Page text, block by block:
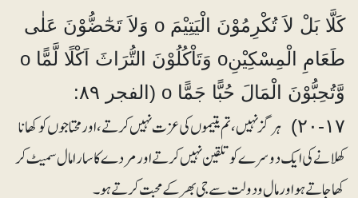
کَلَّا بَلْ لاَ تُکْرِمُوْنَ الْیَتِیْمَ o وَلاَ تَحٰٓضُّوْنَ عَلٰی
طَعَامِ الْمِسْکِیْنِo وَتَاْکُلُوْنَ التُّرَاثَ اَکْلًا لَّمًّا o
وَّتُحِبُّوْنَ الْمَالَ حُبًّا جَمًّا o (الفجر ۸۹:
۱۷-۲۰)
ہرگز نہیں ، تم یتیموں کی عزت نہیں کرتے، اورمحتاجوں کو کھانا
کھلانے کی ایک دوسرے کو تلقین نہیں کرتے اور مردے کا سارا مال سمیٹ کر
کھا جاتے ہواور مال و دولت سے جی بھرکے محبت کرتے ہو۔